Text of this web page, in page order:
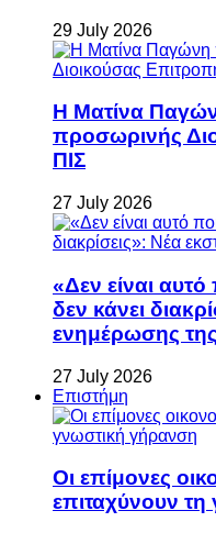
29 July 2026
Η Ματίνα
προσωρινής
ΠΙΣ
27 July 2026
«Δεν είναι
δεν κάνει
ενημέρωσης
27 July 2026
Επιστήμη
Οι επίμονες
επιταχύνουν